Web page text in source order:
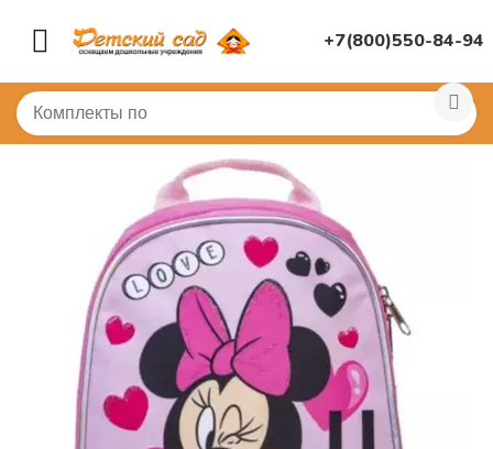
+7(800)550-84-94
Главная / (!) ГОТОВЫЕ ПОДБОРЫ ТОВАРОВ ПО